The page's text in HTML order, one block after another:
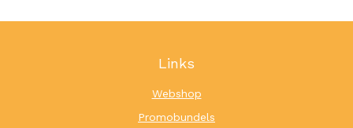
Links
Webshop
Promobundels